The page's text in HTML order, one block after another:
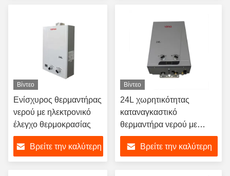
Βίντεο
Ενίσχυρος θερμαντήρας
νερού με ηλεκτρονικό
έλεγχο θερμοκρασίας
Βρείτε την καλύτερη
Βίντεο
24L χωρητικότητας
καταναγκαστικό
θερμαντήρα νερού με
ηλεκτρονική ανάφλεξη για
ασφαλές και αποδοτικό
ζεστό νερό
Βρείτε την καλύτερη